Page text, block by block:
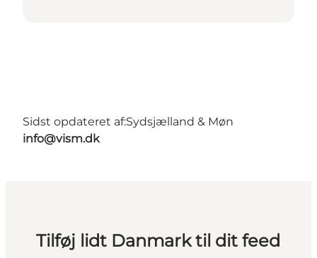
Sidst opdateret af:Sydsjælland & Møn
info@vism.dk
Tilføj lidt Danmark til dit feed